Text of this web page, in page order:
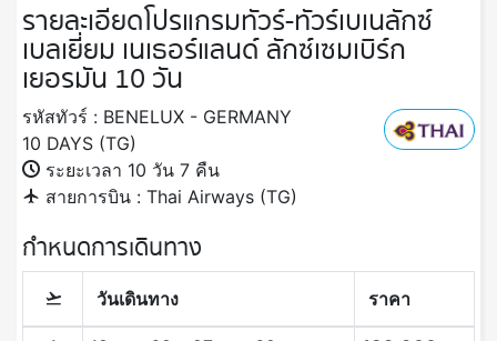
รายละเอียดโปรแกรมทัวร์-ทัวร์เบเนลักซ์
เบลเยี่ยม เนเธอร์แลนด์ ลักซ์เซมเบิร์ก
เยอรมัน 10 วัน
รหัสทัวร์ : BENELUX - GERMANY
10 DAYS (TG)
ระยะเวลา 10 วัน 7 คืน
สายการบิน : Thai Airways (TG)
กำหนดการเดินทาง
วันเดินทาง ราคา